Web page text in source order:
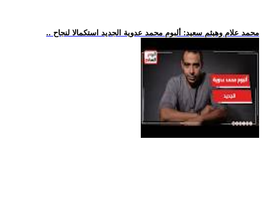
.. محمد علام وهيثم سعيد: ألبوم محمد عدوية الجديد استكمالا لنجاح